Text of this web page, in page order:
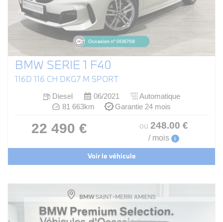
BMW SERIE 1 F40
116D 116 CH DKG7 M SPORT
Diesel 06/2021
Automatique
81 663km
Garantie 24 mois
22 490 € ou 248.00 €
/ mois i
Voir le véhicule